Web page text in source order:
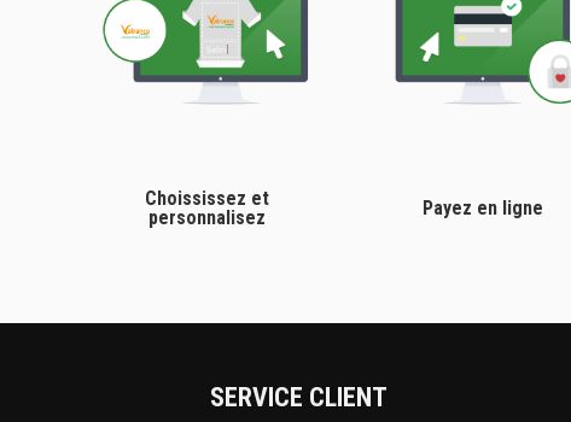
Choississez et
personnalisez
Payez en ligne
SERVICE CLIENT